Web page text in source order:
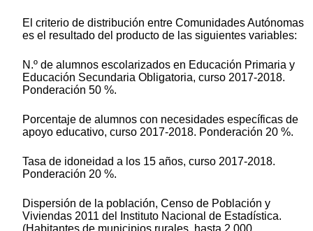
El criterio de distribución entre Comunidades Autónomas
es el resultado del producto de las siguientes variables:
N.º de alumnos escolarizados en Educación Primaria y
Educación Secundaria Obligatoria, curso 2017-2018.
Ponderación 50 %.
Porcentaje de alumnos con necesidades específicas de
apoyo educativo, curso 2017-2018. Ponderación 20 %.
Tasa de idoneidad a los 15 años, curso 2017-2018.
Ponderación 20 %.
Dispersión de la población, Censo de Población y
Viviendas 2011 del Instituto Nacional de Estadística.
(Habitantes de municipios rurales, hasta 2.000